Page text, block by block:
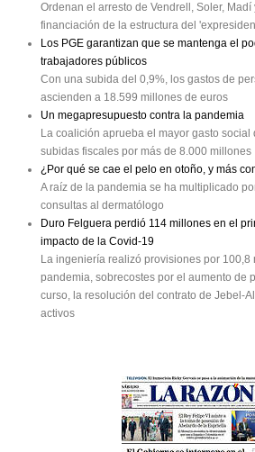
Ordenan el arresto de Vendrell, Soler, Madí
financiación de la estructura del
Los PGE garantizan que se mantenga el
trabajadores públicos
Con una subida del 0,9%, los gastos de
ascienden a 18.599 millones de euros
Un megapresupuesto contra la pandemia
La coalición aprueba el mayor gasto social
subidas fiscales por más de 8.000 millones
¿Por qué se cae el pelo en otoño, y más
A raíz de la pandemia se ha multiplicado
consultas al dermatólogo
Duro Felguera perdió 114 millones en el
impacto de la Covid-19
La ingeniería realizó provisiones por 100,8
pandemia, sobrecostes por el aumento de
curso, la resolución del contrato de Jebel-
activos